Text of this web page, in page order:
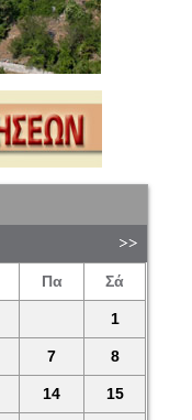
Πα Σά
1
7 8
14 15